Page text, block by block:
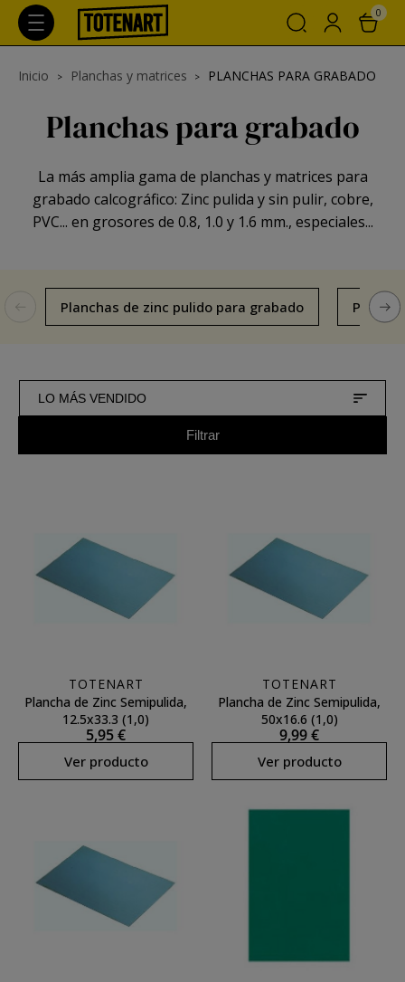
0
Inicio Planchas y matrices PLANCHAS PARA GRABADO
Planchas para grabado
La más amplia gama de planchas y matrices para
grabado calcográfico: Zinc pulida y sin pulir, cobre,
PVC... en grosores de 0.8, 1.0 y 1.6 mm., especiales...
Planchas de zinc pulido para grabado
LO MÁS VENDIDO
Filtrar
TOTENART
Plancha de Zinc Semipulida,
12.5x33.3 (1,0)
5,95 €
Ver producto
TOTENART
Plancha de Zinc Semipulida,
50x16.6 (1,0)
9,99 €
Ver producto